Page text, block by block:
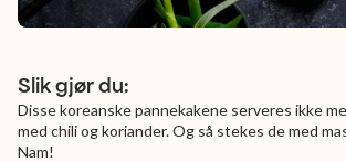
Slik gjør du:
Disse koreanske pannekakene serveres ikke
med chili og koriander. Og så stekes de med
Nam!